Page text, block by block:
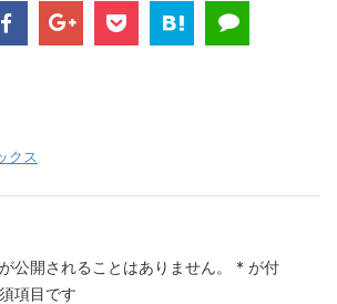
クス
公開されることはありません。 * が付
項目です